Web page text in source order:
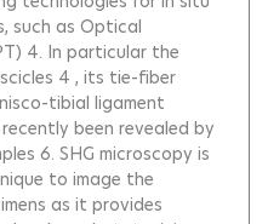
such as Optical
4. In particular the
4 , its tie-fiber
tibial ligament
been revealed by
6. SHG microscopy is
to image the
as it provides